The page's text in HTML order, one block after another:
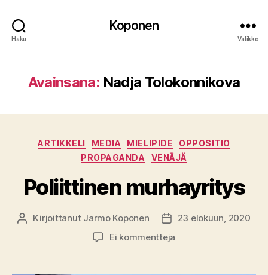
Haku
Koponen
Valikko
Avainsana: Nadja Tolokonnikova
Kategoriat
ARTIKKELI MEDIA MIELIPIDE
OPPOSITIO
PROPAGANDA
VENÄJÄ
Poliittinen murhayritys
Kirjoittaja
Kirjoittanut Jarmo Koponen Julkaisupäivämäärä
23 elokuun, 2020
Ei kommentteja